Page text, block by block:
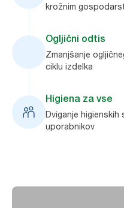
krožnim
Ogljični odtis
Zmanjšanje
ciklu izdelka
Higiena za vse
Dviganje
uporabnikov